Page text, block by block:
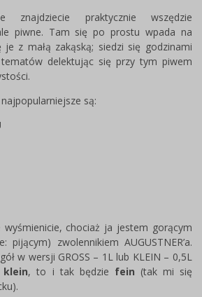
znajdziecie praktycznie wszędzie
piwne. Tam się po prostu wpada na
z małą zakąską; siedzi się godzinami
delektując się przy tym piwem
są:
wyśmienicie, chociaż ja jestem gorącym
pijącym) zwolennikiem AUGUSTNER’a.
w wersji GROSS – 1L lub KLEIN – 0,5L
klein, to i tak będzie fein (tak mi się